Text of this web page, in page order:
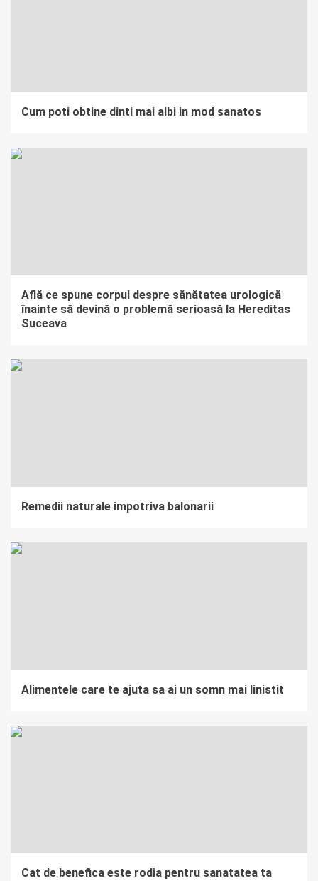
Cum poti obtine dinti mai albi in mod sanatos
Află ce spune corpul despre sănătatea urologică
înainte să devină o problemă serioasă la Hereditas
Suceava
Remedii naturale impotriva balonarii
Alimentele care te ajuta sa ai un somn mai linistit
Cat de benefica este rodia pentru sanatatea ta